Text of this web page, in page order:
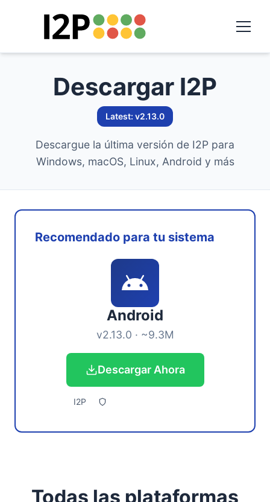
Descargar I2P
Latest: v2.13.0
Descargue la última versión de I2P para
Windows, macOS, Linux, Android y más
Recomendado para tu sistema
Android
v2.13.0 · ~9.3M
Descargar Ahora
I2P
Todas las plataformas